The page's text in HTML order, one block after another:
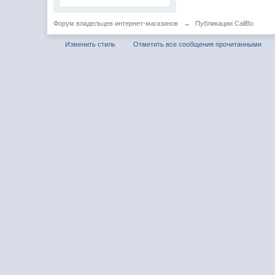
Форум владельцев интернет-магазинов → Публикации CallBo
Изменить стиль Отметить все сообщения прочитанными